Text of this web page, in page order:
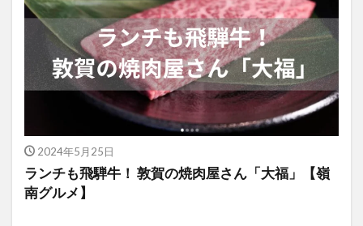
2024年5月25日
ランチも飛騨牛！ 敦賀の焼肉屋さん「大福」【嶺
南グルメ】